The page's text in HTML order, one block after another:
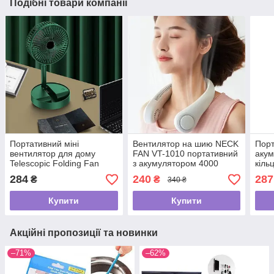
Подібні товари компанії
Портативний міні
вентилятор для дому
Telescopic Folding Fan
вентилятор із USB
зарядкою
284 ₴
Купити
Вентилятор на шию NECK
FAN VT-1010 портативний
з акумулятором 4000
обдування 5 Вт
240₴ 340 ₴
Купити
287
Акційні пропозиції та новинки
–71% –62%